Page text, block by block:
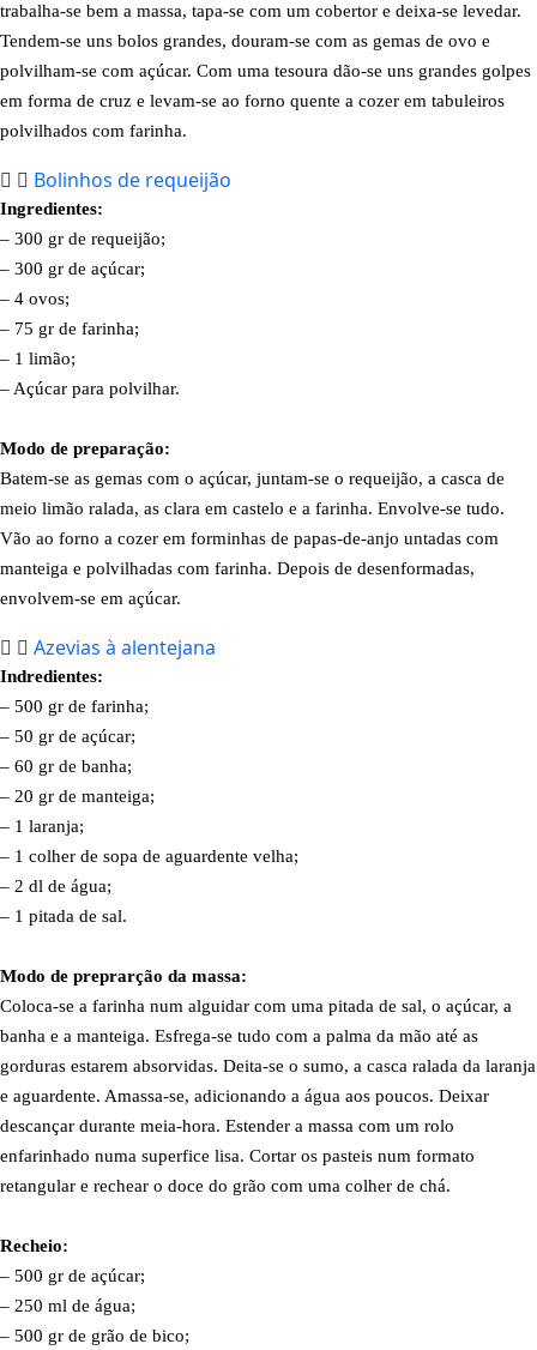
trabalha-se bem a massa, tapa-se com um cobertor e deixa-se levedar.
Tendem-se uns bolos grandes, douram-se com as gemas de ovo e
polvilham-se com açúcar. Com uma tesoura dão-se uns grandes golpes
em forma de cruz e levam-se ao forno quente a cozer em tabuleiros
polvilhados com farinha.
Bolinhos de requeijão
Ingredientes:
– 300 gr de requeijão;
– 300 gr de açúcar;
– 4 ovos;
– 75 gr de farinha;
– 1 limão;
– Açúcar para polvilhar.
Modo de preparação:
Batem-se as gemas com o açúcar, juntam-se o requeijão, a casca de
meio limão ralada, as clara em castelo e a farinha. Envolve-se tudo.
Vão ao forno a cozer em forminhas de papas-de-anjo untadas com
manteiga e polvilhadas com farinha. Depois de desenformadas,
envolvem-se em açúcar.
Azevias à alentejana
Indredientes:
– 500 gr de farinha;
– 50 gr de açúcar;
– 60 gr de banha;
– 20 gr de manteiga;
– 1 laranja;
– 1 colher de sopa de aguardente velha;
– 2 dl de água;
– 1 pitada de sal.
Modo de preprarção da massa:
Coloca-se a farinha num alguidar com uma pitada de sal, o açúcar, a
banha e a manteiga. Esfrega-se tudo com a palma da mão até as
gorduras estarem absorvidas. Deita-se o sumo, a casca ralada da laranja
e aguardente. Amassa-se, adicionando a água aos poucos. Deixar
descançar durante meia-hora. Estender a massa com um rolo
enfarinhado numa superfice lisa. Cortar os pasteis num formato
retangular e rechear o doce do grão com uma colher de chá.
Recheio:
– 500 gr de açúcar;
– 250 ml de água;
– 500 gr de grão de bico;